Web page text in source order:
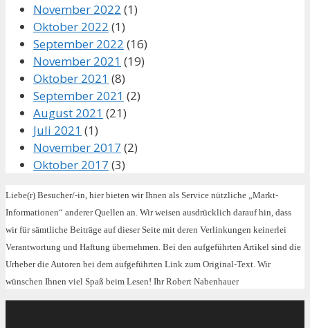
November 2022 (1)
Oktober 2022 (1)
September 2022 (16)
November 2021 (19)
Oktober 2021 (8)
September 2021 (2)
August 2021 (21)
Juli 2021 (1)
November 2017 (2)
Oktober 2017 (3)
Liebe(r) Besucher/-in, hier bieten wir Ihnen als Service nützliche „Markt-
Informationen“ anderer Quellen an. Wir weisen ausdrücklich darauf hin, dass
wir für sämtliche Beiträge auf dieser Seite mit deren Verlinkungen keinerlei
Verantwortung und Haftung übernehmen. Bei den aufgeführten Artikel sind die
Urheber die Autoren bei dem aufgeführten Link zum Original-Text. Wir
wünschen Ihnen viel Spaß beim Lesen! Ihr Robert Nabenhauer